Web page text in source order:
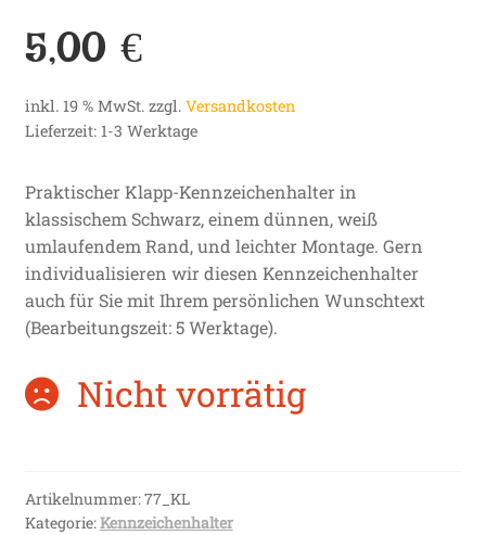
5,00 €
inkl. 19 % MwSt. zzgl. Versandkosten
Lieferzeit: 1-3 Werktage
Praktischer Klapp-Kennzeichenhalter in
klassischem Schwarz, einem dünnen, weiß
umlaufendem Rand, und leichter Montage. Gern
individualisieren wir diesen Kennzeichenhalter
auch für Sie mit Ihrem persönlichen Wunschtext
(Bearbeitungszeit: 5 Werktage).
Nicht vorrätig
Artikelnummer:77_KL
Kategorie:Kennzeichenhalter